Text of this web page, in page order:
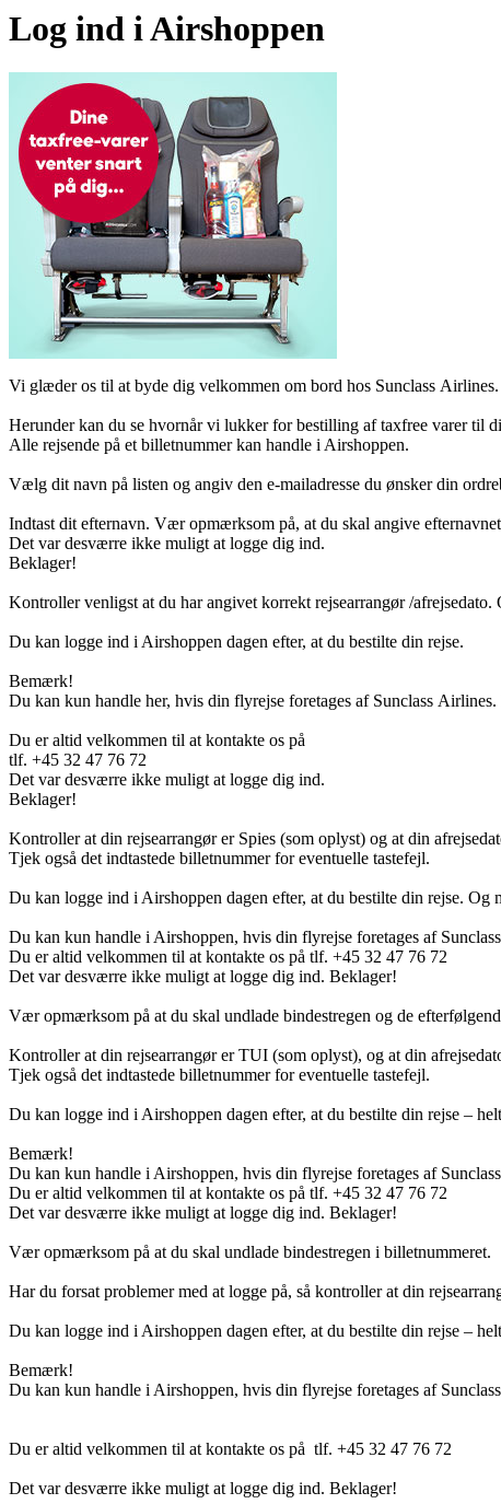
Log ind i Airshoppen
Vi glæder os til at byde dig velkommen om bord hos Sunclass Airlines.
Herunder kan du se hvornår vi lukker for bestilling af taxfree varer til
Alle rejsende på et billetnummer kan handle i Airshoppen.
Vælg dit navn på listen og angiv den e-mailadresse du ønsker din
Indtast dit efternavn. Vær opmærksom på, at du skal angive
Det var desværre ikke muligt at logge dig ind.
Beklager!
Kontroller venligst at du har angivet korrekt rejsearrangør /
Du kan logge ind i Airshoppen dagen efter, at du bestilte din rejse.
Bemærk!
Du kan kun handle her, hvis din flyrejse foretages af Sunclass
Du er altid velkommen til at kontakte os på
tlf. +45 32 47 76 72
Det var desværre ikke muligt at logge dig ind.
Beklager!
Kontroller at din rejsearrangør er Spies (som oplyst) og at din
Tjek også det indtastede billetnummer for eventuelle tastefejl.
Du kan logge ind i Airshoppen dagen efter, at du bestilte din rejse.
Du kan kun handle i Airshoppen, hvis din flyrejse foretages af
Du er altid velkommen til at kontakte os på tlf. +45 32 47 76 72
Det var desværre ikke muligt at logge dig ind. Beklager!
Vær opmærksom på at du skal undlade bindestregen og de
Kontroller at din rejsearrangør er TUI (som oplyst), og at din
Tjek også det indtastede billetnummer for eventuelle tastefejl.
Du kan logge ind i Airshoppen dagen efter, at du bestilte din rejse –
Bemærk!
Du kan kun handle i Airshoppen, hvis din flyrejse foretages af
Du er altid velkommen til at kontakte os på tlf. +45 32 47 76 72
Det var desværre ikke muligt at logge dig ind. Beklager!
Vær opmærksom på at du skal undlade bindestregen i billetnummeret.
Har du forsat problemer med at logge på, så kontroller at din
Du kan logge ind i Airshoppen dagen efter, at du bestilte din rejse –
Bemærk!
Du kan kun handle i Airshoppen, hvis din flyrejse foretages af
Du er altid velkommen til at kontakte os på tlf. +45 32 47 76 72
Det var desværre ikke muligt at logge dig ind. Beklager!